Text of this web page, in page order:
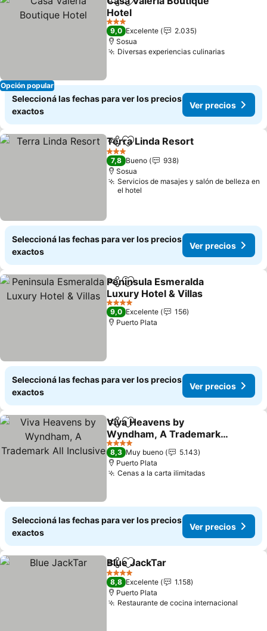
Opción popular
CompartirAñadir a favoritos
Hotel
Ver precios
3 Estrellas
9,0 Excelente
2.035
Sosua
Diversas experiencias culinariasVer
Seleccioná las fechas para ver los precios
exactos
Ver precios
CompartirAñadir a favoritos
Terra Linda Resort
3 Estrellas
7,8 Bueno
938
Sosua
Servicios de masajes y salón de belleza en
el hotel
Seleccioná las fechas para ver los precios
exactos
Ver precios
CompartirAñadir a favoritos
Peninsula Esmeralda
Luxury Hotel & Villas
Ver precios
4 Estrellas
9,0 Excelente
156
Puerto Plata
Seleccioná las fechas para ver los precios
exactos
Ver precios
CompartirAñadir a favoritos
Viva Heavens by
Wyndham, A Trademark
All Inclusive
Ver precios
4 Estrellas
8,3 Muy bueno
5.143
Puerto Plata
Cenas a la carta ilimitadasVer precios
Seleccioná las fechas para ver los precios
exactos
Ver precios
CompartirAñadir a favoritos
Blue JackTar
4 Estrellas
8,8 Excelente
1.158
Puerto Plata
Restaurante de cocina internacional